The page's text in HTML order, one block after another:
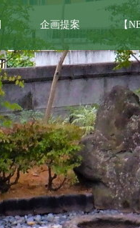
企画提案 【